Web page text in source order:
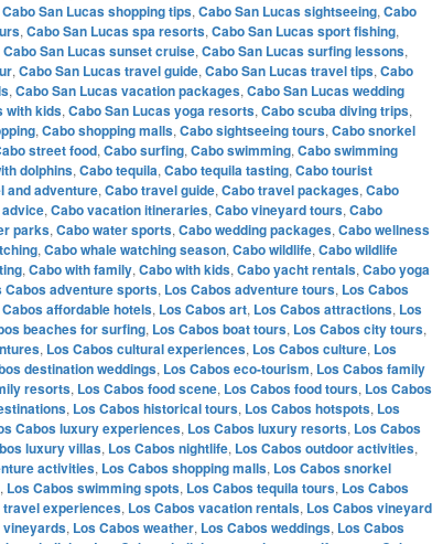
Cabo San Lucas shopping tips, Cabo San Lucas sightseeing, Cabo
, Cabo San Lucas spa resorts, Cabo San Lucas sport fishing,
Cabo San Lucas sunset cruise, Cabo San Lucas surfing lessons,
, Cabo San Lucas travel guide, Cabo San Lucas travel tips, Cabo
, Cabo San Lucas vacation packages, Cabo San Lucas wedding
with kids, Cabo San Lucas yoga resorts, Cabo scuba diving trips,
, Cabo shopping malls, Cabo sightseeing tours, Cabo snorkel
street food, Cabo surfing, Cabo swimming, Cabo swimming
dolphins, Cabo tequila, Cabo tequila tasting, Cabo tourist
and adventure, Cabo travel guide, Cabo travel packages, Cabo
, Cabo vacation itineraries, Cabo vineyard tours, Cabo
parks, Cabo water sports, Cabo wedding packages, Cabo wellness
, Cabo whale watching season, Cabo wildlife, Cabo wildlife
, Cabo with family, Cabo with kids, Cabo yacht rentals, Cabo yoga
Cabos adventure sports, Los Cabos adventure tours, Los Cabos
affordable hotels, Los Cabos art, Los Cabos attractions, Los
beaches for surfing, Los Cabos boat tours, Los Cabos city tours,
, Los Cabos cultural experiences, Los Cabos culture, Los
destination weddings, Los Cabos eco-tourism, Los Cabos family
resorts, Los Cabos food scene, Los Cabos food tours, Los Cabos
, Los Cabos historical tours, Los Cabos hotspots, Los
Cabos luxury experiences, Los Cabos luxury resorts, Los Cabos
luxury villas, Los Cabos nightlife, Los Cabos outdoor activities,
activities, Los Cabos shopping malls, Los Cabos snorkel
, Los Cabos swimming spots, Los Cabos tequila tours, Los Cabos
travel experiences, Los Cabos vacation rentals, Los Cabos vineyard
vineyards, Los Cabos weather, Los Cabos weddings, Los Cabos